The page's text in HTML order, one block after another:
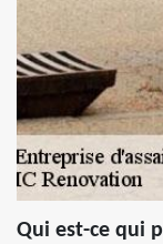
Qui est-ce qui